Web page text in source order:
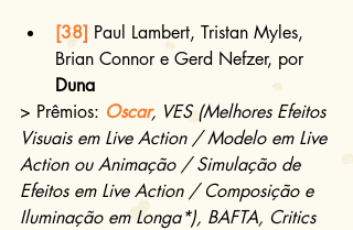
[38] Paul Lambert, Tristan Myles,
Brian Connor e Gerd Nefzer, por
Duna
> Prêmios: Oscar, VES (Melhores Efeitos
Visuais em Live Action / Modelo em Live
Action ou Animação / Simulação de
Efeitos em Live Action / Composição e
Iluminação em Longa*), BAFTA, Critics